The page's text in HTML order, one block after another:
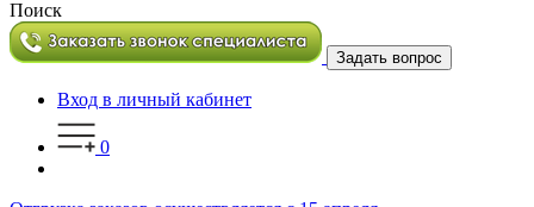
Поиск
Задать вопрос
Вход в личный кабинет
0